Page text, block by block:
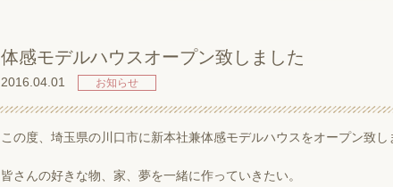
体感モデルハウスオープン致しました
2016.04.01 お知らせ
この度、埼玉県の川口市に新本社兼体感モデルハウスをオープン致し
皆さんの好きな物、家、夢を一緒に作っていきたい。